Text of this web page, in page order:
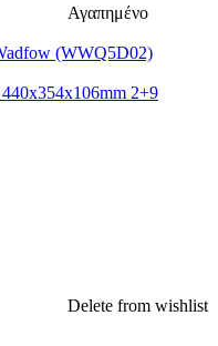
Αγαπημένο
(WWQ5D02)
Delete from wishlist